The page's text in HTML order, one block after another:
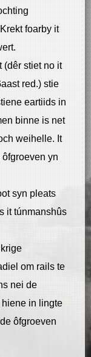
foarby it
(dêr stiet no it
red.) stie
eartiids in
binne is net
weihelle. It
yn
syn pleats
it túnmanshûs
om rails te
nei de
in lingte
ôfgroeven